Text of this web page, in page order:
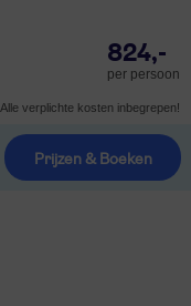
824,-
per persoon
Alle verplichte kosten inbegrepen!
Prijzen & Boeken